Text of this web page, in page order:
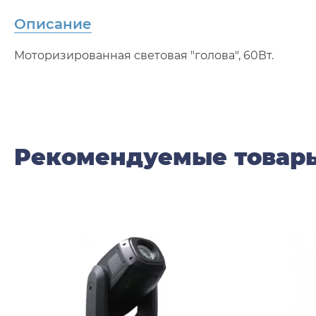
Описание
Моторизированная световая "голова", 60Вт.
Рекомендуемые